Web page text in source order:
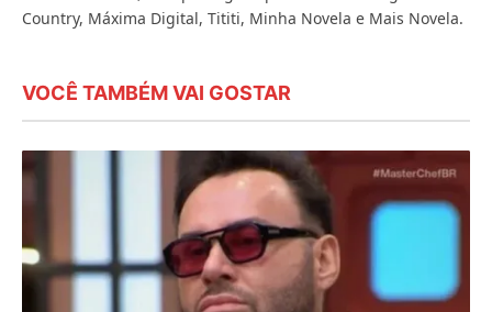
Country, Máxima Digital, Tititi, Minha Novela e Mais Novela.
VOCÊ TAMBÉM VAI GOSTAR